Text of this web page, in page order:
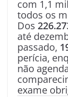
com 1,1
todos os
Dos
até
passado,
perícia,
não
exame